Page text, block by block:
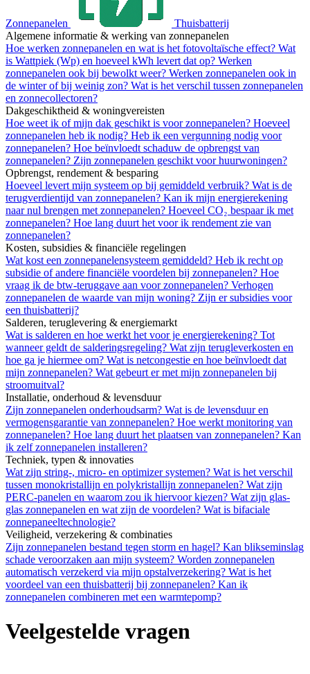
Zonnepanelen
Thuisbatterij
Algemene informatie & werking van zonnepanelen
Hoe werken zonnepanelen en wat is het fotovoltaïsche effect? Wat
is Wattpiek (Wp) en hoeveel kWh levert dat op? Werken
zonnepanelen ook bij bewolkt weer? Werken zonnepanelen ook in
de winter of bij weinig zon? Wat is het verschil tussen zonnepanelen
en zonnecollectoren?
Dakgeschiktheid & woningvereisten
Hoe weet ik of mijn dak geschikt is voor zonnepanelen? Hoeveel
zonnepanelen heb ik nodig? Heb ik een vergunning nodig voor
zonnepanelen? Hoe beïnvloedt schaduw de opbrengst van
zonnepanelen? Zijn zonnepanelen geschikt voor huurwoningen?
Opbrengst, rendement & besparing
Hoeveel levert mijn systeem op bij gemiddeld verbruik? Wat is de
terugverdientijd van zonnepanelen? Kan ik mijn energierekening
naar nul brengen met zonnepanelen? Hoeveel CO₂ bespaar ik met
zonnepanelen? Hoe lang duurt het voor ik rendement zie van
zonnepanelen?
Kosten, subsidies & financiële regelingen
Wat kost een zonnepanelensysteem gemiddeld? Heb ik recht op
subsidie of andere financiële voordelen bij zonnepanelen? Hoe
vraag ik de btw-teruggave aan voor zonnepanelen? Verhogen
zonnepanelen de waarde van mijn woning? Zijn er subsidies voor
een thuisbatterij?
Salderen, teruglevering & energiemarkt
Wat is salderen en hoe werkt het voor je energierekening? Tot
wanneer geldt de salderingsregeling? Wat zijn terugleverkosten en
hoe ga je hiermee om? Wat is netcongestie en hoe beïnvloedt dat
mijn zonnepanelen? Wat gebeurt er met mijn zonnepanelen bij
stroomuitval?
Installatie, onderhoud & levensduur
Zijn zonnepanelen onderhoudsarm? Wat is de levensduur en
vermogensgarantie van zonnepanelen? Hoe werkt monitoring van
zonnepanelen? Hoe lang duurt het plaatsen van zonnepanelen? Kan
ik zelf zonnepanelen installeren?
Techniek, typen & innovaties
Wat zijn string-, micro- en optimizer systemen? Wat is het verschil
tussen monokristallijn en polykristallijn zonnepanelen? Wat zijn
PERC-panelen en waarom zou ik hiervoor kiezen? Wat zijn glas-
glas zonnepanelen en wat zijn de voordelen? Wat is bifaciale
zonnepaneeltechnologie?
Veiligheid, verzekering & combinaties
Zijn zonnepanelen bestand tegen storm en hagel? Kan blikseminslag
schade veroorzaken aan mijn systeem? Worden zonnepanelen
automatisch verzekerd via mijn opstalverzekering? Wat is het
voordeel van een thuisbatterij bij zonnepanelen? Kan ik
zonnepanelen combineren met een warmtepomp?
Veelgestelde vragen